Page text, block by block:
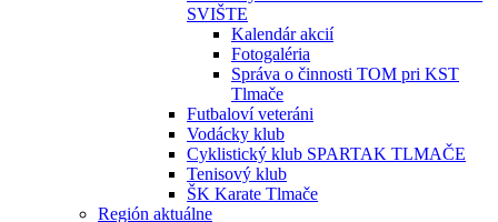
SVIŠTE
Kalendár akcií
Fotogaléria
Správa o činnosti TOM pri KST
Tlmače
Futbaloví veteráni
Vodácky klub
Cyklistický klub SPARTAK TLMAČE
Tenisový klub
ŠK Karate Tlmače
Región aktuálne